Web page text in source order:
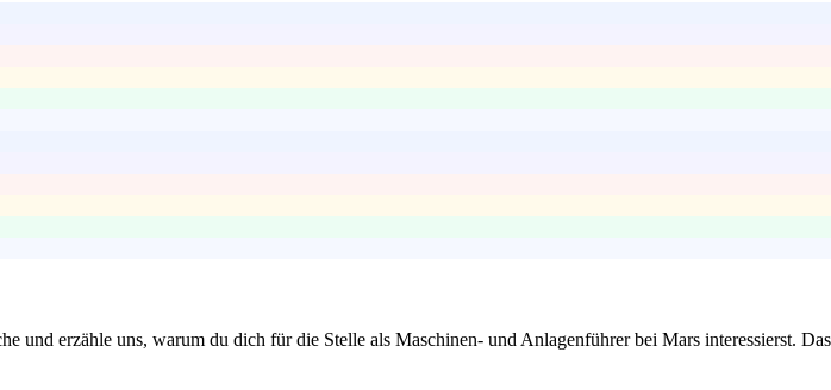
und erzähle uns, warum du dich für die Stelle als Maschinen- und Anlagenführer bei Mars interessierst. Das